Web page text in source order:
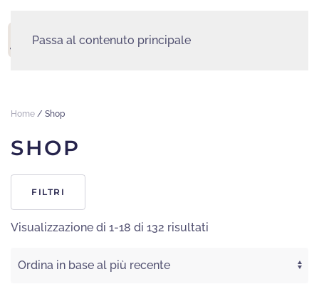
Passa al contenuto principale
Home / Shop
SHOP
FILTRI
Visualizzazione di 1-18 di 132 risultati